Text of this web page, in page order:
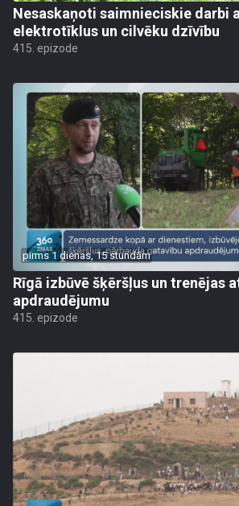
Nesaskaņoti saimnieciskie darbi
elektrotīklus un cilvēku dzīvību
415. epizode
pirms 1 dienas, 15 stundām
Rīgā izbūvē šķēršļus un trenējas
apdraudējumu
415. epizode